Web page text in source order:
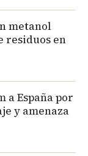
metanol
residuos en
a España por
y amenaza